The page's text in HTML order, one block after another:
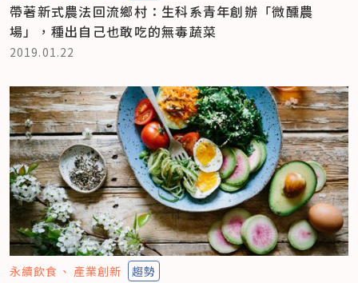
帶著新式農法回流鄉村：生科系青年創辦「微醺農
場」，種出自己也敢吃的無毒蔬菜
2019.01.22
永續飲食 產業創新 趨勢